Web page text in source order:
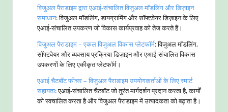
विजुअल पैराडाइम द्वारा एआई-संचालित विजुअल मॉडलिंग और डिज़ाइन
समाधान: विजुअल मॉडलिंग, डायग्रामिंग और सॉफ्टवेयर डिज़ाइन के लिए
एआई-संचालित उपकरण जो विकास कार्यप्रवाह को तेज करते हैं।
विजुअल पैराडाइम – एकल विजुअल विकास प्लेटफॉर्म: विजुअल मॉडलिंग,
सॉफ्टवेयर और व्यवसाय प्रक्रिया डिज़ाइन और एआई-संचालित विकास
उपकरणों के लिए एकीकृत प्लेटफॉर्म।
एआई चैटबॉट फीचर – विजुअल पैराडाइम उपयोगकर्ताओं के लिए स्मार्ट
सहायता: एआई-संचालित चैटबॉट जो तुरंत मार्गदर्शन प्रदान करता है, कार्यों
को स्वचालित करता है और विजुअल पैराडाइम में उत्पादकता को बढ़ाता है।